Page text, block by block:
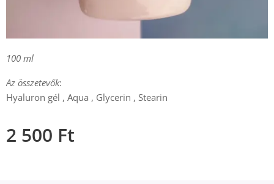
100 ml
Az összetevők:
Hyaluron gél , Aqua , Glycerin , Stearin
2 500 Ft